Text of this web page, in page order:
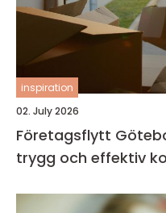
inspiration
02. July 2026
Företagsflytt
trygg och effektiv